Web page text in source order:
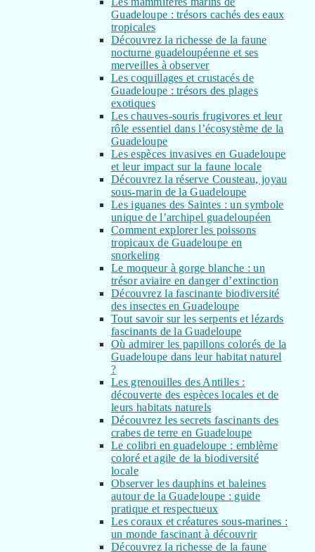
Guadeloupe : trésors cachés des eaux
tropicales
Découvrez la richesse de la faune
nocturne guadeloupéenne et ses
merveilles à observer
Les coquillages et crustacés de
Guadeloupe : trésors des plages
exotiques
Les chauves-souris frugivores et leur
rôle essentiel dans l’écosystème de la
Guadeloupe
Les espèces invasives en Guadeloupe
et leur impact sur la faune locale
Découvrez la réserve Cousteau, joyau
sous-marin de la Guadeloupe
Les iguanes des Saintes : un symbole
unique de l’archipel guadeloupéen
Comment explorer les poissons
tropicaux de Guadeloupe en
snorkeling
Le moqueur à gorge blanche : un
trésor aviaire en danger d’extinction
Découvrez la fascinante biodiversité
des insectes en Guadeloupe
Tout savoir sur les serpents et lézards
fascinants de la Guadeloupe
Où admirer les papillons colorés de la
Guadeloupe dans leur habitat naturel
?
Les grenouilles des Antilles :
découverte des espèces locales et de
leurs habitats naturels
Découvrez les secrets fascinants des
crabes de terre en Guadeloupe
Le colibri en guadeloupe : emblème
coloré et agile de la biodiversité
locale
Observer les dauphins et baleines
autour de la Guadeloupe : guide
pratique et respectueux
Les coraux et créatures sous-marines :
un monde fascinant à découvrir
Découvrez la richesse de la faune